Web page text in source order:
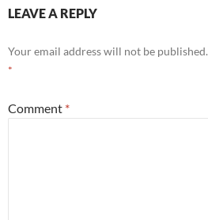
LEAVE A REPLY
Your email address will not be published.
*
Comment *